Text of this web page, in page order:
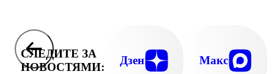
СЛЕДИТЕ ЗА
НОВОСТЯМИ:
Дзен Макс